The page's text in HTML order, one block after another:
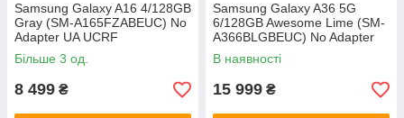
Samsung Galaxy A16 4/128GB
Gray (SM-A165FZABEUC) No
Adapter UA UCRF
Більше 3 од.
8 499 ₴
Samsung Galaxy A36 5G
6/128GB Awesome Lime (SM-
A366BLGBEUC) No Adapter
UA UCRF
В наявності
15 999 ₴